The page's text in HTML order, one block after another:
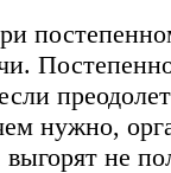
нужно,
не